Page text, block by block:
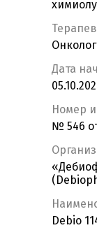
Дата
Номер
№ 546
Debio